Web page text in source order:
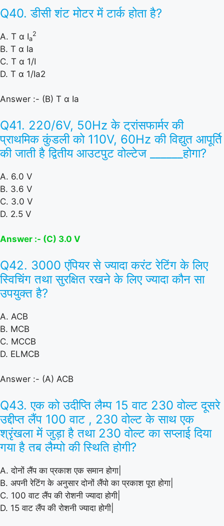
Q40. डीसी शंट मोटर में टार्क होता है?
A. T α Ia
2
B. T α Ia
C. T α 1/I
D. T α 1/Ia2
Answer :- (B) T α Ia
Q41. 220/6V, 50Hz के ट्रांसफार्मर की
प्राथमिक कुंडली को 110V, 60Hz की विद्युत आपूर्ति
की जाती है द्वितीय आउटपुट वोल्टेज ______होगा?
A. 6.0 V
B. 3.6 V
C. 3.0 V
D. 2.5 V
Answer :- (C) 3.0 V
Q42. 3000 एंपियर से ज्यादा करंट रेटिंग के लिए
स्विचिंग तथा सुरक्षित रखने के लिए ज्यादा कौन सा
उपयुक्त है?
A. ACB
B. MCB
C. MCCB
D. ELMCB
Answer :- (A) ACB
Q43. एक को उदीप्ति लैम्प 15 वाट 230 वोल्ट दूसरे
उद्दीप्त लैंप 100 वाट , 230 वोल्ट के साथ एक
श्रृंखला में जुड़ा है तथा 230 वोल्ट का सप्लाई दिया
गया है तब लैम्पो की स्थिति होगी?
A. दोनों लैंप का प्रकाश एक समान होगा|
B. अपनी रेटिंग के अनुसार दोनों लैंपो का प्रकाश पूरा होगा|
C. 100 वाट लैंप की रोशनी ज्यादा होगी|
D. 15 वाट लैंप की रोशनी ज्यादा होगी|